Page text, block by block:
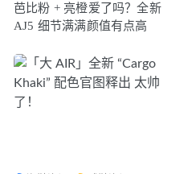
芭比粉 + 亮橙爱了吗？全新
AJ5 细节满满颜值有点高